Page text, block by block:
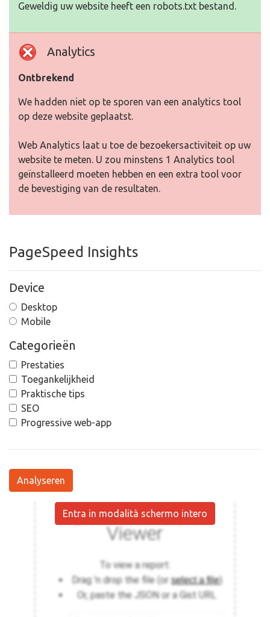
Geweldig uw website heeft een robots.txt bestand.
Analytics
Ontbrekend
We hadden niet op te sporen van een analytics tool
op deze website geplaatst.
Web Analytics laat u toe de bezoekersactiviteit op uw
website te meten. U zou minstens 1 Analytics tool
geïnstalleerd moeten hebben en een extra tool voor
de bevestiging van de resultaten.
PageSpeed Insights
Device
Desktop
Mobile
Categorieën
Prestaties
Toegankelijkheid
Praktische tips
SEO
Progressive web-app
Analyseren
Entra in modalità schermo intero